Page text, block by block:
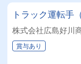
トラック運転手
株式会社広島好川
賞与あり